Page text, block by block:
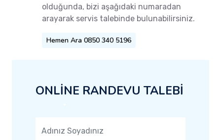
olduğunda, bizi aşağıdaki numaradan
arayarak servis talebinde bulunabilirsiniz.
Hemen Ara 0850 340 5196
ONLİNE RANDEVU TALEBİ